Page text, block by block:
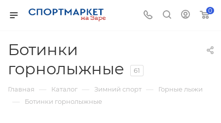
0
Ботинки
горнолыжные
61
Главная — Каталог — Зимний спорт — Горные лыжи
— Ботинки горнолыжные